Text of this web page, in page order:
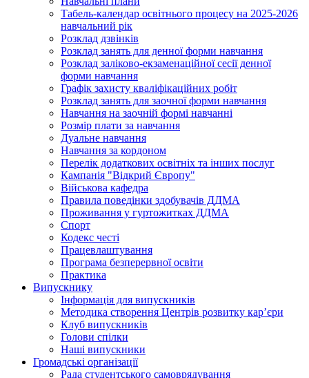
Табель-календар освітнього процесу на 2025-2026
навчальний рік
Розклад дзвінків
Розклад занять для денної форми навчання
Розклад заліково-екзаменаційної сесії денної
форми навчання
Графік захисту кваліфікаційних робіт
Розклад занять для заочної форми навчання
Навчання на заочній формі навчанні
Розмір плати за навчання
Дуальне навчання
Навчання за кордоном
Перелік додаткових освітніх та інших послуг
Кампанія "Відкрий Європу"
Військова кафедра
Правила поведінки здобувачів ДДМА
Проживання у гуртожитках ДДМА
Спорт
Кодекс честі
Працевлаштування
Програма безперервної освіти
Практика
Випускнику
Інформація для випускників
Методика створення Центрів розвитку кар’єри
Клуб випускників
Голови спілки
Наші випускники
Громадські організації
Рада студентського самоврядування